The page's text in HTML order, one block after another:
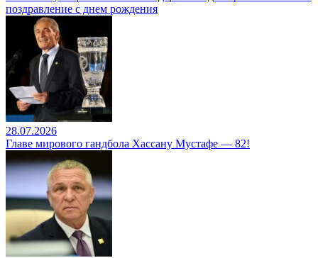
поздравление с днем рождения
28.07.2026
Главе мирового гандбола Хассану Мустафе — 82!